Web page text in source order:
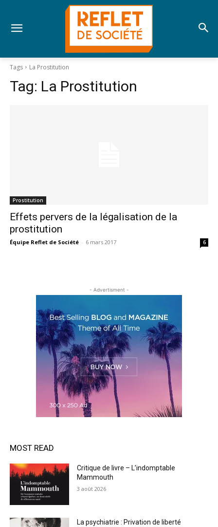
Tags La Prostitution
Tag: La Prostitution
Prostitution
Effets pervers de la légalisation de la
prostitution
Équipe Reflet de Société - 6 mars 2017 6
- Advertisment -
MOST READ
Critique de livre – L’indomptable
Mammouth
3 août 2026
La psychiatrie : Privation de liberté